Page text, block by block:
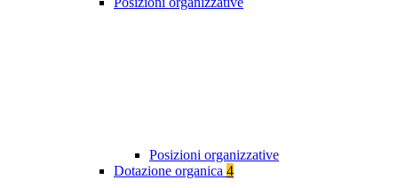
Posizioni organizzative
Dotazione organica 4